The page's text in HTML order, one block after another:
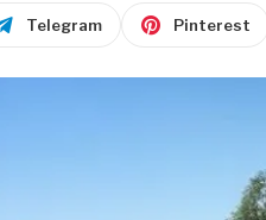
Telegram Pinterest